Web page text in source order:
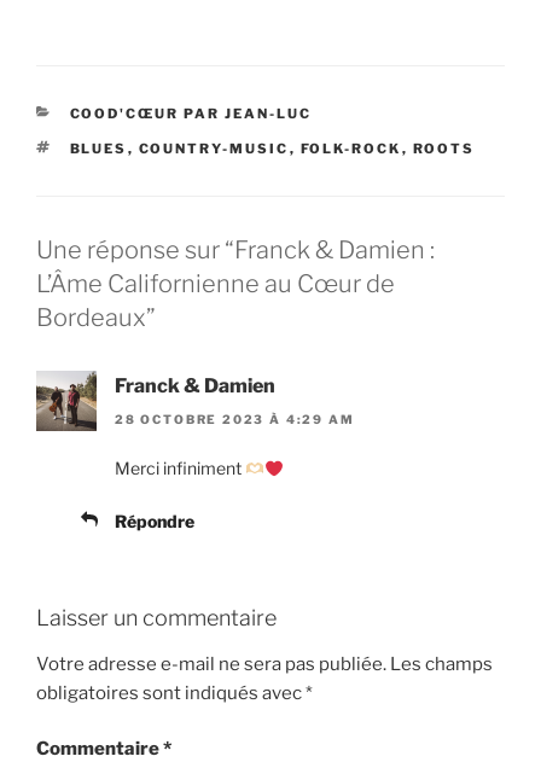
CATÉGORIES
COOD'CŒUR PAR JEAN-LUC
ÉTIQUETTES
BLUES , COUNTRY-MUSIC , FOLK-ROCK , ROOTS
Une réponse sur “Franck & Damien :
L’Âme Californienne au Cœur de
Bordeaux”
Franck & Damien
28 OCTOBRE 2023 À 4:29 AM
Merci infiniment
Répondre
Laisser un commentaire
Votre adresse e-mail ne sera pas publiée. Les champs
obligatoires sont indiqués avec*
Commentaire*